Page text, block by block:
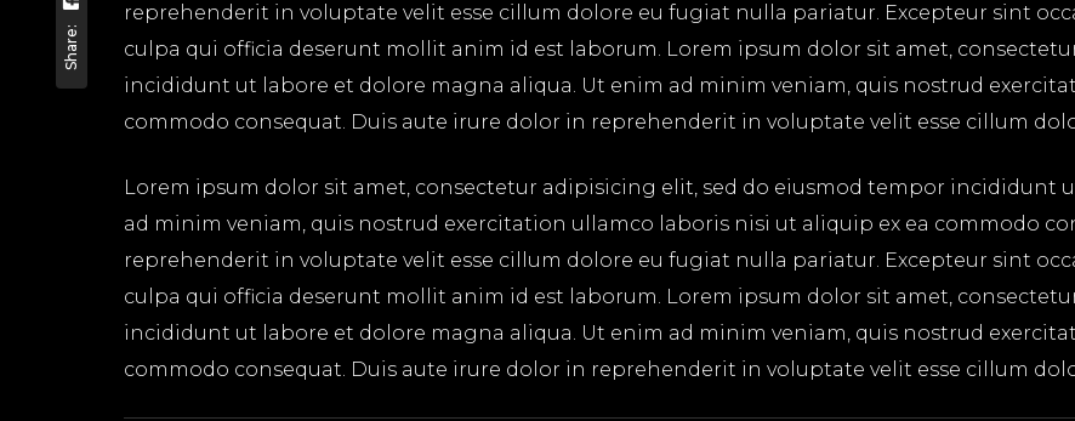
Share:
reprehenderit in voluptate velit esse cillum dolore eu fugiat nulla pariatur. Excepteur sint
culpa qui officia deserunt mollit anim id est laborum. Lorem ipsum dolor sit amet,
incididunt ut labore et dolore magna aliqua. Ut enim ad minim veniam, quis nostrud
commodo consequat. Duis aute irure dolor in reprehenderit in voluptate velit esse cillum
Lorem ipsum dolor sit amet, consectetur adipisicing elit, sed do eiusmod tempor incididunt
ad minim veniam, quis nostrud exercitation ullamco laboris nisi ut aliquip ex ea commodo
reprehenderit in voluptate velit esse cillum dolore eu fugiat nulla pariatur. Excepteur sint
culpa qui officia deserunt mollit anim id est laborum. Lorem ipsum dolor sit amet,
incididunt ut labore et dolore magna aliqua. Ut enim ad minim veniam, quis nostrud
commodo consequat. Duis aute irure dolor in reprehenderit in voluptate velit esse cillum